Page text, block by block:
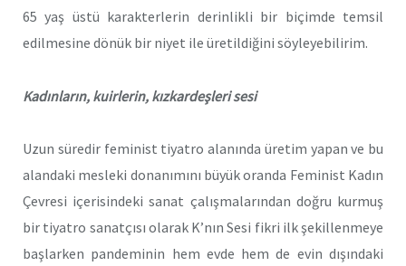
65 yaş üstü karakterlerin derinlikli bir biçimde temsil
edilmesine dönük bir niyet ile üretildiğini söyleyebilirim.
Kadınların, kuirlerin, kızkardeşleri sesi
Uzun süredir feminist tiyatro alanında üretim yapan ve bu
alandaki mesleki donanımını büyük oranda Feminist Kadın
Çevresi içerisindeki sanat çalışmalarından doğru kurmuş
bir tiyatro sanatçısı olarak K’nın Sesi fikri ilk şekillenmeye
başlarken pandeminin hem evde hem de evin dışındaki